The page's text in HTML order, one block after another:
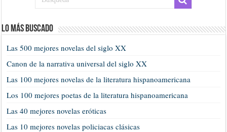
Lo más buscado
Las 500 mejores novelas del siglo XX
Canon de la narrativa universal del siglo XX
Las 100 mejores novelas de la literatura hispanoamericana
Los 100 mejores poetas de la literatura hispanoamericana
Las 40 mejores novelas eróticas
Las 10 mejores novelas policiacas clásicas